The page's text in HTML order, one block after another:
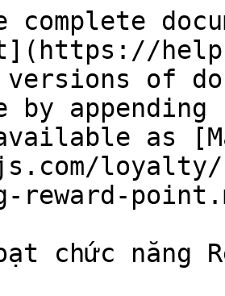
complete
versions of
by
as
js.com/
reward-
chức năng